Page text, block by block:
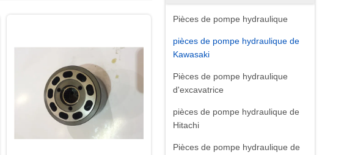
Pièces de pompe hydraulique
pièces de pompe hydraulique de
Kawasaki
Pièces de pompe hydraulique
d'excavatrice
pièces de pompe hydraulique de
Hitachi
Pièces de pompe hydraulique de